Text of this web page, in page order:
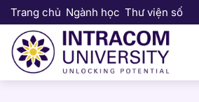
Bỏ
qua
nội
dung
Trang chủ Ngành học Thư viện số